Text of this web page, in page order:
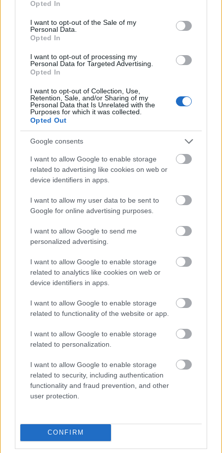
use your data for below specified purposes in below Google
consent section.
Opted In
I want to opt-out of the Sale of my
Personal Data.
Opted In
I want to opt-out of processing my
Personal Data for Targeted Advertising.
Opted In
I want to opt-out of Collection, Use,
Retention, Sale, and/or Sharing of my
Personal Data that Is Unrelated with the
Purposes for which it was collected.
Opted Out
Google consents
I want to allow Google to enable storage
related to advertising like cookies on web or
device identifiers in apps.
I want to allow my user data to be sent to
Google for online advertising purposes.
I want to allow Google to send me
personalized advertising.
I want to allow Google to enable storage
related to analytics like cookies on web or
device identifiers in apps.
I want to allow Google to enable storage
related to functionality of the website or app.
I want to allow Google to enable storage
related to personalization.
I want to allow Google to enable storage
related to security, including authentication
functionality and fraud prevention, and other
user protection.
CONFIRM
Aktuális kínálatunk, kategóriák
szerint
Kommentek
tartalomnak minősülnek, értük a
szolgáltatás technikai
semmilyen felelősséget nem vállal, azokat nem ellenőrzi. Kifogás esetén
forduljon a blog szerkesztőjéhez. Részletek a
azadatvédelmi tájékoztatóban.